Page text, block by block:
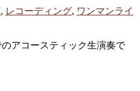
, レコーディング, ワンマンライ
アコースティック生演奏で